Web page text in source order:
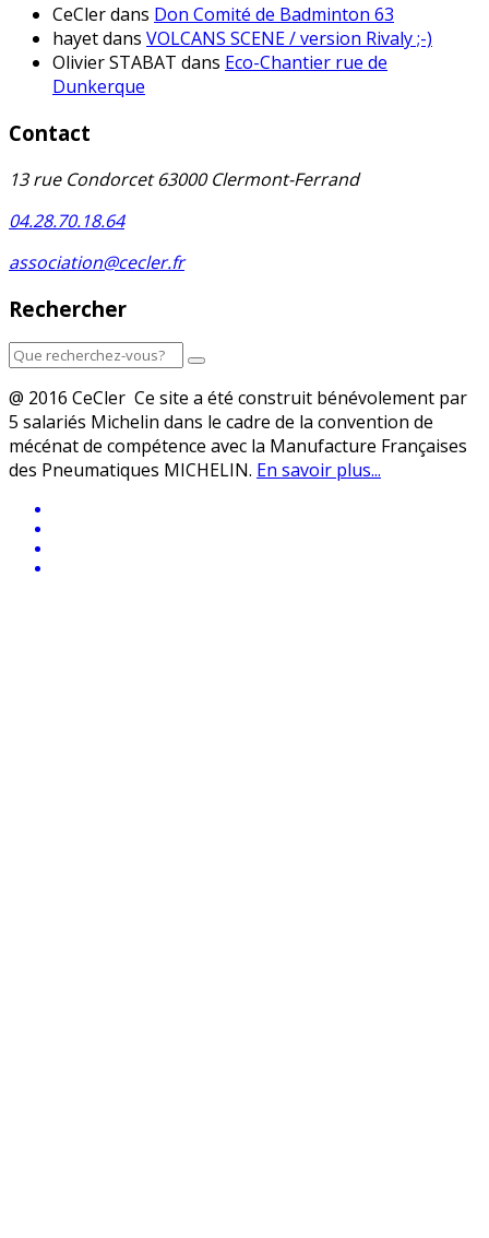
CeClerdans Don Comité de Badminton 63
hayetdans VOLCANS SCENE / version Rivaly ;-)
Olivier STABAT dans Eco-Chantier rue de
Dunkerque
Contact
13 rue Condorcet 63000 Clermont-Ferrand
04.28.70.18.64
association@cecler.fr
Rechercher
@ 2016 CeCler Ce site a été construit bénévolement par
5 salariés Michelin dans le cadre de la convention de
mécénat de compétence avec la Manufacture Françaises
des Pneumatiques MICHELIN. En savoir plus...